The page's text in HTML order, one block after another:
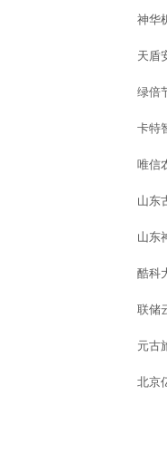
神华
天盾
绿倍
卡特
唯信
山东
山东
酷科
联储
元古
北京